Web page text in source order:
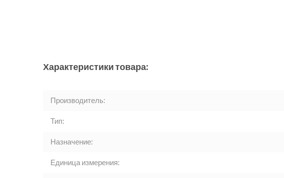
Характеристики товара:
Производитель:
Тип:
Назначение:
Единица измерения: